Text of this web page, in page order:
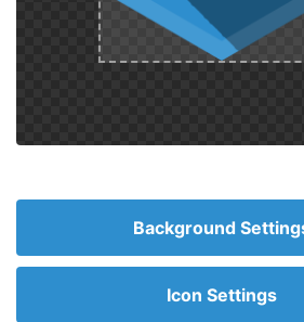
Background
Icon Settings